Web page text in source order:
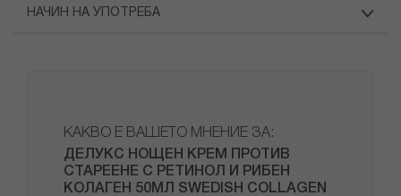
НАЧИН НА УПОТРЕБА
КАКВО Е ВАШЕТО МНЕНИЕ ЗА:
ДЕЛУКС НОЩЕН КРЕМ ПРОТИВ
СТАРЕЕНЕ С РЕТИНОЛ И РИБЕН
КОЛАГЕН 50МЛ SWEDISH COLLAGEN